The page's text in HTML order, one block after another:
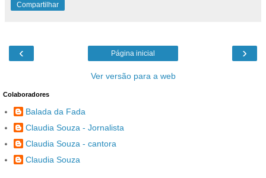
Compartilhar
‹ ›
Página inicial
Ver versão para a web
Colaboradores
Balada da Fada
Claudia Souza - Jornalista
Claudia Souza - cantora
Claudia Souza